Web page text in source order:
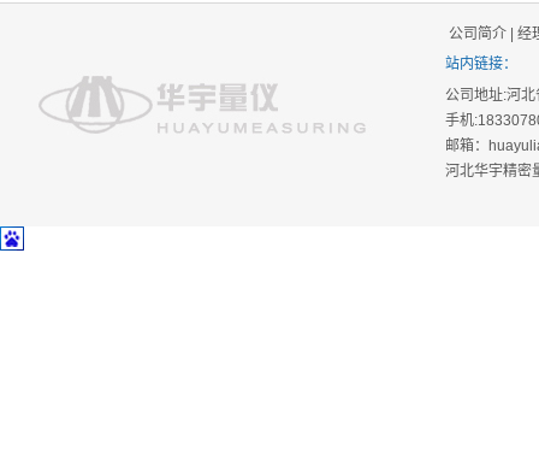
公司简介
经
站内链接：
公司地址:河
手机
邮箱：
河北华宇精密